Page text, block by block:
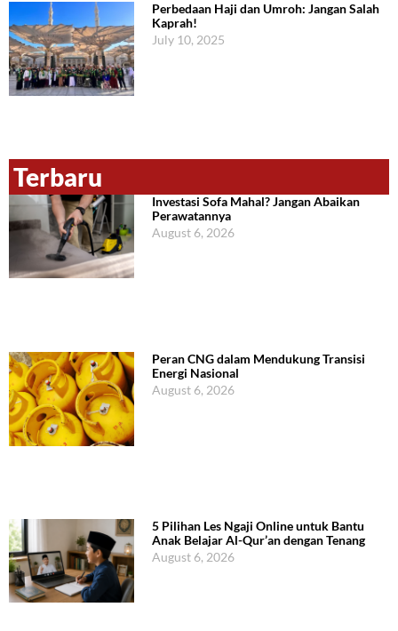
Perbedaan Haji dan Umroh: Jangan Salah
Kaprah!
July 10, 2025
Terbaru
Investasi Sofa Mahal? Jangan Abaikan
Perawatannya
August 6, 2026
Peran CNG dalam Mendukung Transisi
Energi Nasional
August 6, 2026
5 Pilihan Les Ngaji Online untuk Bantu
Anak Belajar Al-Qur’an dengan Tenang
August 6, 2026